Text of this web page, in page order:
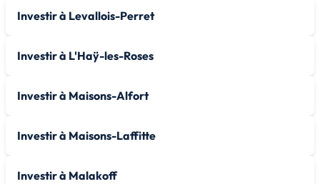
Investir à Levallois-Perret
Investir à L'Haÿ-les-Roses
Investir à Maisons-Alfort
Investir à Maisons-Laffitte
Investir à Malakoff